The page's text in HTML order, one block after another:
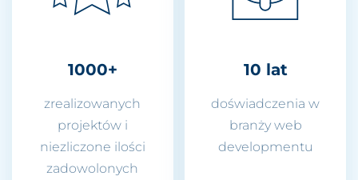
1000+
zrealizowanych
projektów i
niezliczone ilości
zadowolonych
10 lat
doświadczenia w
branży web
developmentu